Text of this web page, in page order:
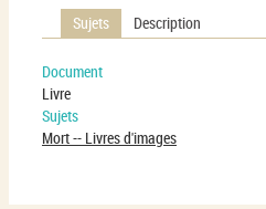
Sujets Description
Document
Livre
Sujets
Mort -- Livres d'images